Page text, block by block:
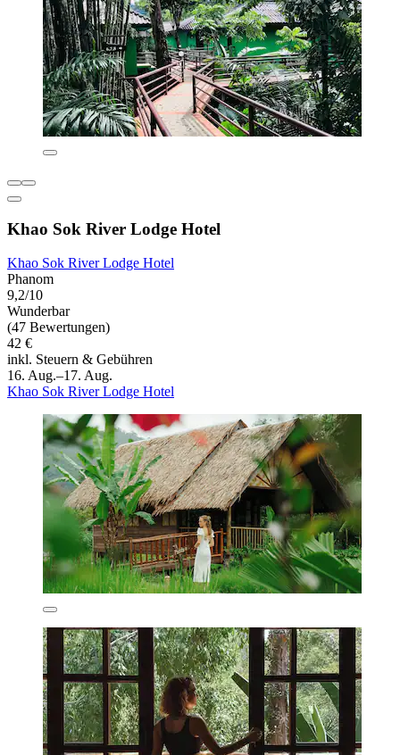
Khao Sok River Lodge Hotel
Khao Sok River Lodge Hotel
Phanom
9,2/10
Wunderbar
(47 Bewertungen)
42 €
inkl. Steuern & Gebühren
16. Aug.–17. Aug.
Khao Sok River Lodge Hotel